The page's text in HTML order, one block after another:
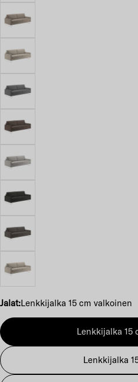
Jalat:Lenkkijalka 15 cm valkoinen
Lenkkijalka 15
Lenkkijalka